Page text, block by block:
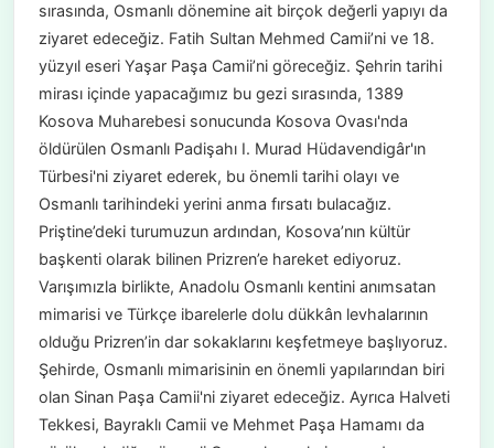
sırasında, Osmanlı dönemine ait birçok değerli yapıyı da
ziyaret edeceğiz. Fatih Sultan Mehmed Camii’ni ve 18.
yüzyıl eseri Yaşar Paşa Camii’ni göreceğiz. Şehrin tarihi
mirası içinde yapacağımız bu gezi sırasında, 1389
Kosova Muharebesi sonucunda Kosova Ovası'nda
öldürülen Osmanlı Padişahı I. Murad Hüdavendigâr'ın
Türbesi'ni ziyaret ederek, bu önemli tarihi olayı ve
Osmanlı tarihindeki yerini anma fırsatı bulacağız.
Priştine’deki turumuzun ardından, Kosova’nın kültür
başkenti olarak bilinen Prizren’e hareket ediyoruz.
Varışımızla birlikte, Anadolu Osmanlı kentini anımsatan
mimarisi ve Türkçe ibarelerle dolu dükkân levhalarının
olduğu Prizren’in dar sokaklarını keşfetmeye başlıyoruz.
Şehirde, Osmanlı mimarisinin en önemli yapılarından biri
olan Sinan Paşa Camii'ni ziyaret edeceğiz. Ayrıca Halveti
Tekkesi, Bayraklı Camii ve Mehmet Paşa Hamamı da